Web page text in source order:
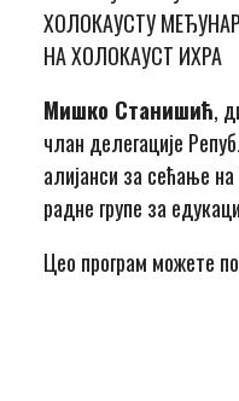
ХОЛОКАУСТУ
НА ХОЛОКАУСТ ИХРА
Мишко Станишић,
члан делегације
алијанси за сећање
радне групе за
Цео програм можете